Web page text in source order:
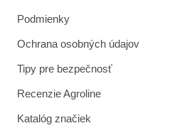
Podmienky
Ochrana osobných údajov
Tipy pre bezpečnosť
Recenzie Agroline
Katalóg značiek